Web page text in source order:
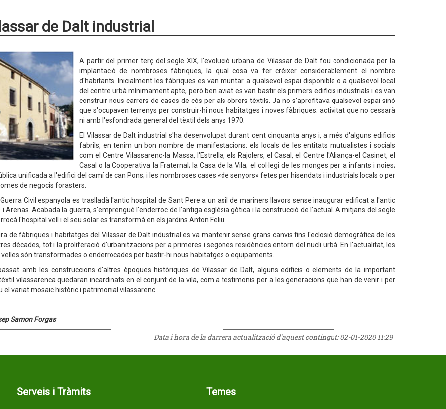
de Dalt industrial
A partir del primer terç del segle XIX, l'evolució urbana de Vilassar de Dalt fou condicionada per la
implantació de nombroses fàbriques, la qual cosa va fer créixer considerablement el nombre
d'habitants. Inicialment les fàbriques es van muntar a qualsevol espai disponible o a qualsevol local
del centre urbà mínimament apte, però ben aviat es van bastir els primers edificis industrials i es van
construir nous carrers de cases de cós per als obrers tèxtils. Ja no s'aprofitava qualsevol espai sinó
que s'ocupaven terrenys per construir-hi nous habitatges i noves fàbriques. activitat que no cessarà
ni amb l'esfondrada general del tèxtil dels anys 1970.
El Vilassar de Dalt industrial s'ha desenvolupat durant cent cinquanta anys i, a més d'alguns edificis
fabrils, en tenim un bon nombre de manifestacions: els locals de les entitats mutualistes i socials
com el Centre Vilassarenc-la Massa, l'Estrella, els Rajolers, el Casal, el Centre l'Aliança-el Casinet, el
Casal o la Cooperativa la Fraternal; la Casa de la Vila; el col·legi de les monges per a infants i noies;
unificada a l'edifici del camí de can Pons; i les nombroses cases «de senyors» fetes per hisendats i industrials locals o per
de negocis forasters.
Civil espanyola es traslladà l'antic hospital de Sant Pere a un asil de mariners llavors sense inaugurar edificat a l'antic
i Arenas. Acabada la guerra, s'emprengué l'enderroc de l'antiga església gòtica i la construcció de l'actual. A mitjans del segle
l'hospital vell i el seu solar es transformà en els jardins Anton Feliu.
de fàbriques i habitatges del Vilassar de Dalt industrial es va mantenir sense grans canvis fins l'eclosió demogràfica de les
dècades, tot i la proliferació d'urbanitzacions per a primeres i segones residències entorn del nucli urbà. En l'actualitat, les
són transformades o enderrocades per bastir-hi nous habitatges o equipaments.
amb les construccions d'altres èpoques històriques de Vilassar de Dalt, alguns edificis o elements de la important
vilassarenca quedaran incardinats en el conjunt de la vila, com a testimonis per a les generacions que han de venir i per
el variat mosaic històric i patrimonial vilassarenc.
Samon Forgas
Data i hora de la darrera actualització d'aquest contingut:02-01-2020 11:29
Serveis i Tràmits Temes